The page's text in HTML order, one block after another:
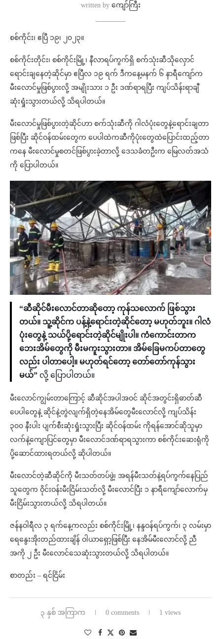
written by ကျော်ကြီး
စစ်ကိုင်း၊ ဧပြီ ၁၉၊ ၂၀၂၃။
စစ်ကိုင်းတိုင်း၊ စစ်ကိုင်းမြို့၊ နီလာရပ်ကွက်ရှိ စက်သုံးဆီသိုလှောင်
ရောင်းချနေတဲ့ဆိုင်မှာ ဧပြီလ ၁၉ ရက် ဒီကနေ့မနက် ၆ နာရီကျော်က
မီးလောင်မှုဖြစ်ပွားလို့ အမျိုးသား ၁ ဦး ဒဏ်ရာရပြီး ကျပ်သိန်းရာချီ
ဆုံးရှုံးသွားတယ်လို့ သိရပါတယ်။
မီးလောင်မှုဖြစ်ပွားတဲ့ဆိုင်ဟာ စက်သုံးဆီကို ဂါလံပုံးတွေနဲ့ရောင်းချတာ
ဖြစ်ပြီး ဆိုင်ဝန်ထမ်းတွေက ပေပါထဲကဆီကိုပုံးတွေထဲပြောင်းထည့်တာ
ကနေ မီးလောင်မှုစတင်ဖြစ်ပွားခဲ့တာလို့ ဒေသခံတဦးက မြေလတ်အသံ
ကို ပြောပါတယ်။
“ဆီဆိုင်မီးလောင်တာဆိုတော့ ကုန်သလောက် ဖြစ်သွား
တယ်။ သူ့ဆိုင်က ပန့်နဲ့ရောင်းတဲ့ဆိုင်တော့ မဟုတ်ဘူး။ ဂါလံ
ပုံးတွေနဲ့ သယ်ပို့ရောင်းတဲ့ဆိုင်မျိုးပါ။ ကံကောင်းတာက
ဘေးအိမ်တွေကို မီးမကူးသွားတာ။ အိမ်ခြေမကပ်တာတွေ
လည်း ပါတာပေါ့။ မဟုတ်ရင်တော့ တော်တော်ကုန်သွား
မယ်” လို့ ပြောပါတယ်။
မီးလောင်ကျွမ်းတာကြောင့် ဆီဆိုင်အပါအဝင် ဆိုင်အတွင်းရှိဓာတ်ဆီ
ပေပါတွေနဲ့ ဆိုင်နဲ့တွဲလျက်ရှိတဲ့နေအိမ်တွေမီးလောင်လို့ ကျပ်သိန်း
၃၀၀ နီးပါး ပျက်စီးဆုံးရှုံးသွားပြီး ဆိုင်ဝန်ထမ်း ကိုရန်အောင်ဆိုသူမှာ
လက်နဲ့ကျောပြင်တွေမှာ မီးလောင်ဒဏ်ရာရသွားကာ စစ်ကိုင်းဆေးရုံကို
ပို့ဆောင်ထားရတယ်လို့ ဆိုပါတယ်။
မီးလောင်တဲ့ဆီဆိုင်ကို မီးသတ်တပ်ဖွဲ့၊ အရန်မီးသတ်နဲ့ရပ်ကွက်နေပြည်
သူတွေက ဝိုင်းဝန်းမီးငြိမ်းသတ်လို့ မီးလောင်ပြီး ၁ နာရီကျော်လောက်မှ
မီးငြိမ်းသွားတယ်လို့ သိရပါတယ်။
ဇန်နဝါရီလ ၃ ရက်နေ့ကလည်း စစ်ကိုင်းမြို့၊ နန္ဒဝန်ရပ်ကွက်၊ ၃ လမ်းမှာ
ရေနွေးအိုးတည်ထားချိန် ဝါယာရှော့ဖြစ်ပြီး နေအိမ်မီးလောင်လို့ ညီ
အကို ၂ ဦး မီးလောင်သေဆုံးသွားတယ်လို့ သိရပါတယ်။
စာတည်း – ရင်ငြိမ်း
၃ နှစ် အကြာက 0 comments 1 views